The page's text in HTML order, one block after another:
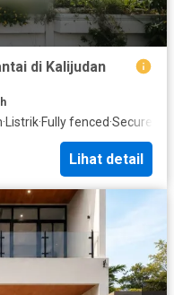
di Kalijudan
·Listrik·Fully fenced·Secure
Lihat detail